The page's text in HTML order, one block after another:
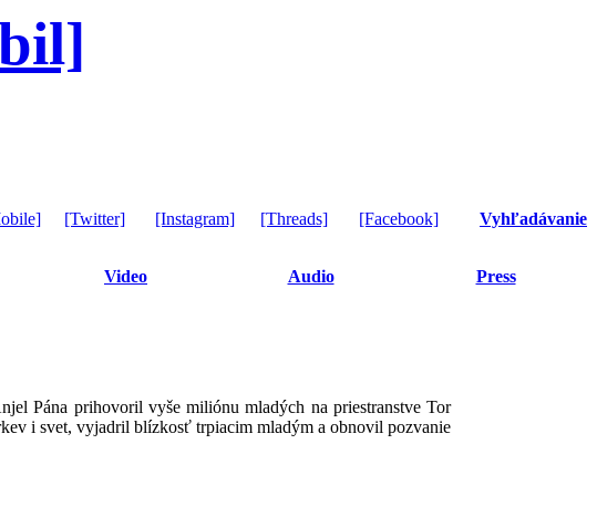
[Twitter] [Instagram] [Threads] [Facebook] Vyhľadávanie
Video Audio Press
Pána prihovoril vyše miliónu mladých na priestranstve Tor
i svet, vyjadril blízkosť trpiacim mladým a obnovil pozvanie